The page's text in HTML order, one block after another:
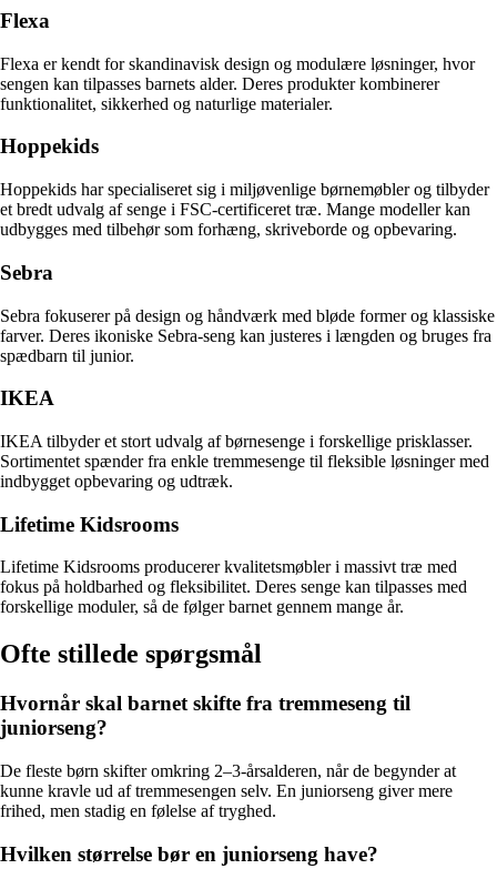
Flexa
Flexa er kendt for skandinavisk design og modulære løsninger, hvor
sengen kan tilpasses barnets alder. Deres produkter kombinerer
funktionalitet, sikkerhed og naturlige materialer.
Hoppekids
Hoppekids har specialiseret sig i miljøvenlige børnemøbler og tilbyder
et bredt udvalg af senge i FSC-certificeret træ. Mange modeller kan
udbygges med tilbehør som forhæng, skriveborde og opbevaring.
Sebra
Sebra fokuserer på design og håndværk med bløde former og klassiske
farver. Deres ikoniske Sebra-seng kan justeres i længden og bruges fra
spædbarn til junior.
IKEA
IKEA tilbyder et stort udvalg af børnesenge i forskellige prisklasser.
Sortimentet spænder fra enkle tremmesenge til fleksible løsninger med
indbygget opbevaring og udtræk.
Lifetime Kidsrooms
Lifetime Kidsrooms producerer kvalitetsmøbler i massivt træ med
fokus på holdbarhed og fleksibilitet. Deres senge kan tilpasses med
forskellige moduler, så de følger barnet gennem mange år.
Ofte stillede spørgsmål
Hvornår skal barnet skifte fra tremmeseng til
juniorseng?
De fleste børn skifter omkring 2–3-årsalderen, når de begynder at
kunne kravle ud af tremmesengen selv. En juniorseng giver mere
frihed, men stadig en følelse af tryghed.
Hvilken størrelse bør en juniorseng have?